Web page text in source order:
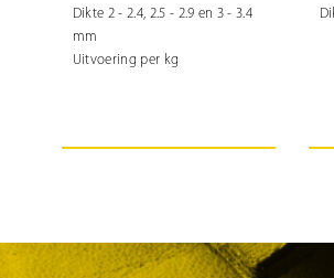
Dikte 2 - 2.4, 2.5 - 2.9 en 3 - 3.4
mm
Uitvoering per kg